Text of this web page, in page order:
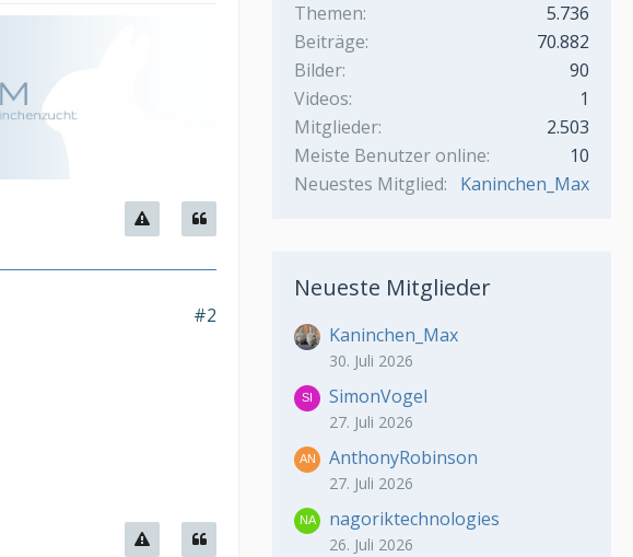
#2
Themen
5.736
Beiträge
70.882
Bilder
90
Videos
1
Mitglieder
2.503
Meiste Benutzer online
10
Neuestes Mitglied
Kaninchen_Max
Neueste Mitglieder
Kaninchen_Max
30. Juli 2026
SimonVogel
27. Juli 2026
AnthonyRobinson
27. Juli 2026
nagoriktechnologies
26. Juli 2026